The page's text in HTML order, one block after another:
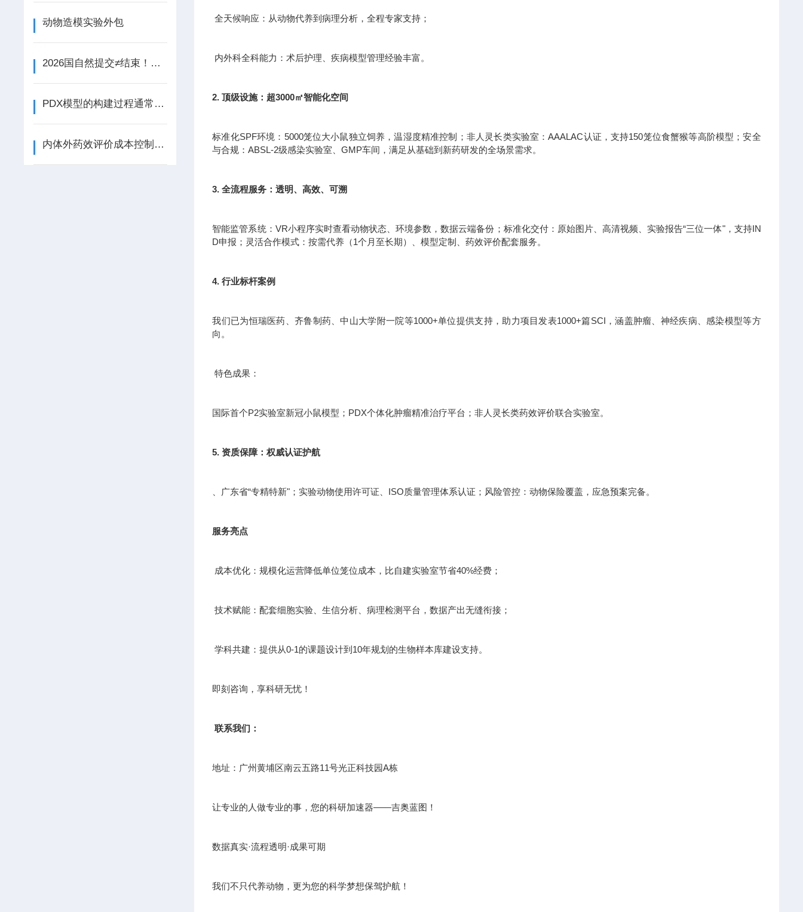
动物造模实验外包
2026国自然提交≠结束！注意：评审期新增“动态报告”，事关立项！
PDX模型的构建过程通常包括以下步骤
内体外药效评价成本控制指南：从高通量筛选到3D生物打印的降本增效路径
全天候响应：从动物代养到病理分析，全程专家支持；
内外科全科能力：术后护理、疾病模型管理经验丰富。
2. 顶级设施：超3000㎡智能化空间
标准化SPF环境：5000笼位大小鼠独立饲养，温湿度精准控制；非人灵长类实验室：AAALAC认证，支持150笼位食蟹猴等高阶模型；安全
与合规：ABSL-2级感染实验室、GMP车间，满足从基础到新药研发的全场景需求。
3. 全流程服务：透明、高效、可溯
智能监管系统：VR小程序实时查看动物状态、环境参数，数据云端备份；标准化交付：原始图片、高清视频、实验报告“三位一体"，支持IN
D申报；灵活合作模式：按需代养（1个月至长期）、模型定制、药效评价配套服务。
4. 行业标杆案例
我们已为恒瑞医药、齐鲁制药、中山大学附一院等1000+单位提供支持，助力项目发表1000+篇SCI，涵盖肿瘤、神经疾病、感染模型等方
向。
特色成果：
国际首个P2实验室新冠小鼠模型；PDX个体化肿瘤精准治疗平台；非人灵长类药效评价联合实验室。
5. 资质保障：权威认证护航
、广东省“专精特新"；实验动物使用许可证、ISO质量管理体系认证；风险管控：动物保险覆盖，应急预案完备。
服务亮点
成本优化：规模化运营降低单位笼位成本，比自建实验室节省40%经费；
技术赋能：配套细胞实验、生信分析、病理检测平台，数据产出无缝衔接；
学科共建：提供从0-1的课题设计到10年规划的生物样本库建设支持。
即刻咨询，享科研无忧！
联系我们：
地址：广州黄埔区南云五路11号光正科技园A栋
让专业的人做专业的事，您的科研加速器——吉奥蓝图！
数据真实·流程透明·成果可期
我们不只代养动物，更为您的科学梦想保驾护航！